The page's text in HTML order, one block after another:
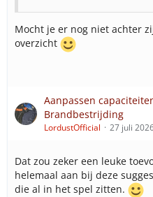
Mocht je er nog niet achter
overzicht
Aanpassen
Brandbestrijding
LordustOfficial 27 juli
Dat zou zeker een leuke
helemaal aan bij deze
die al in het spel zitten.